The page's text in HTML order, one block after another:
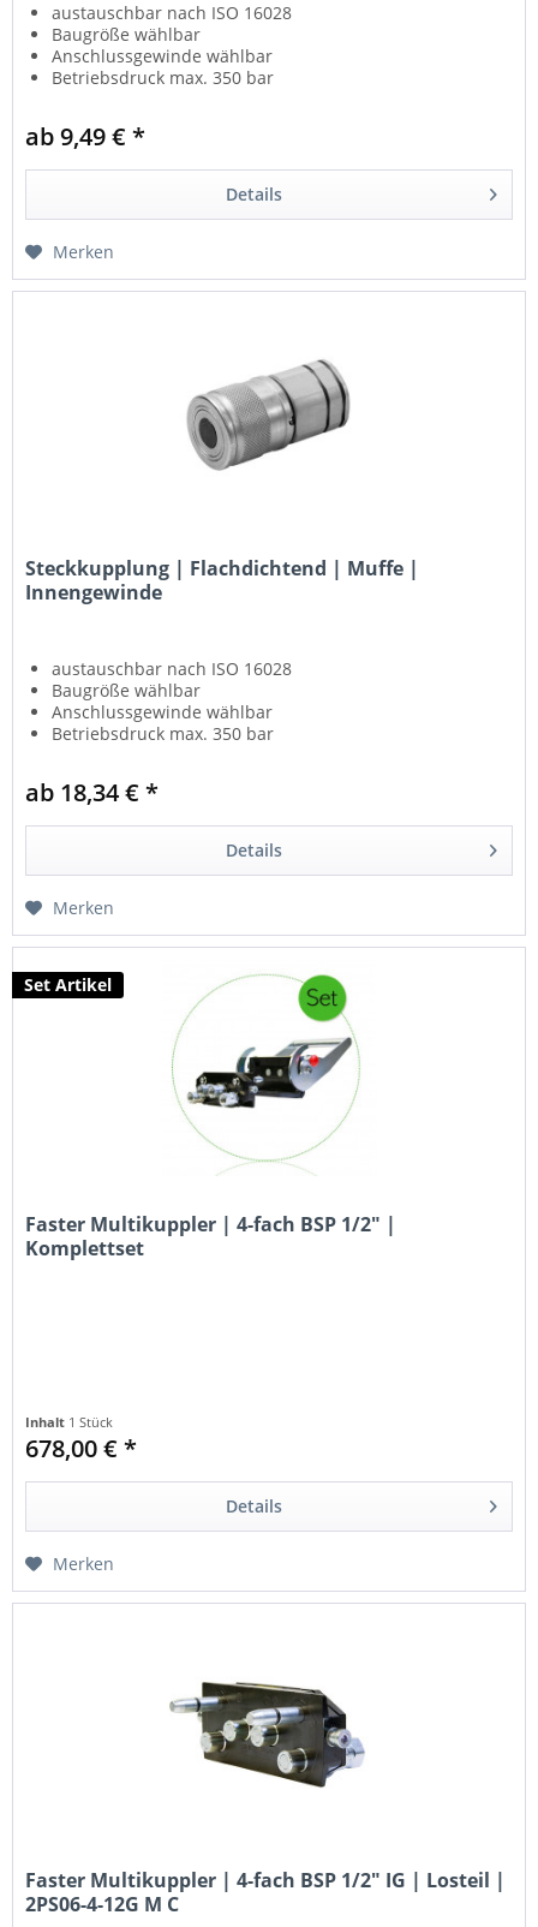
austauschbar nach ISO 16028
Baugröße wählbar
Anschlussgewinde wählbar
Betriebsdruck max. 350 bar
ab 9,49 € *
Details
Merken
Steckkupplung | Flachdichtend | Muffe |
Innengewinde
austauschbar nach ISO 16028
Baugröße wählbar
Anschlussgewinde wählbar
Betriebsdruck max. 350 bar
ab 18,34 € *
Details
Merken
Set Artikel
Faster Multikuppler | 4-fach BSP 1/2" |
Komplettset
Inhalt 1 Stück
678,00 € *
Details
Merken
Faster Multikuppler | 4-fach BSP 1/2" IG | Losteil |
2PS06-4-12G M C